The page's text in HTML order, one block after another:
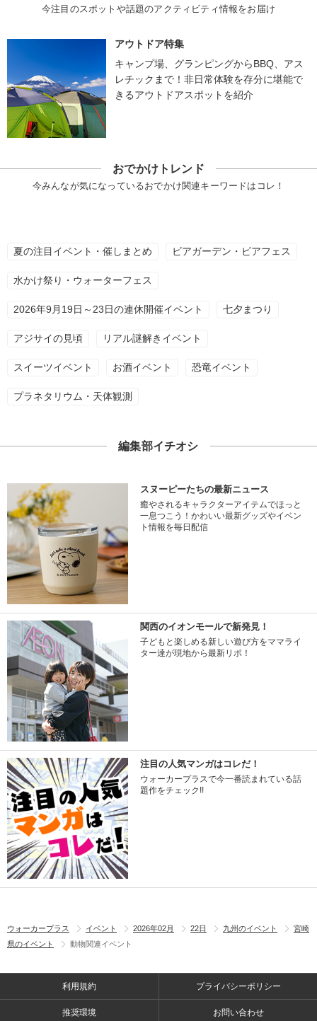
今注目のスポットや話題のアクティビティ情報をお届け
アウトドア特集
キャンプ場、グランピングからBBQ、アス
レチックまで！非日常体験を存分に堪能で
きるアウトドアスポットを紹介
おでかけトレンド
今みんなが気になっているおでかけ関連キーワードはコレ！
夏の注目イベント・催しまとめ ビアガーデン・ビアフェス
水かけ祭り・ウォーターフェス
2026年9月19日～23日の連休開催イベント 七夕まつり
アジサイの見頃 リアル謎解きイベント
スイーツイベント お酒イベント 恐竜イベント
プラネタリウム・天体観測
編集部イチオシ
スヌーピーたちの最新ニュース
癒やされるキャラクターアイテムでほっと
一息つこう！かわいい最新グッズやイベン
ト情報を毎日配信
関西のイオンモールで新発見！
子どもと楽しめる新しい遊び方をママライ
ター達が現地から最新リポ！
注目の人気マンガはコレだ！
ウォーカープラスで今一番読まれている話
題作をチェック!!
ウォーカープラス イベント 2026年02月 22日 九州のイベント
宮崎
県のイベント
動物関連イベント
利用規約 プライバシーポリシー
推奨環境 お問い合わせ